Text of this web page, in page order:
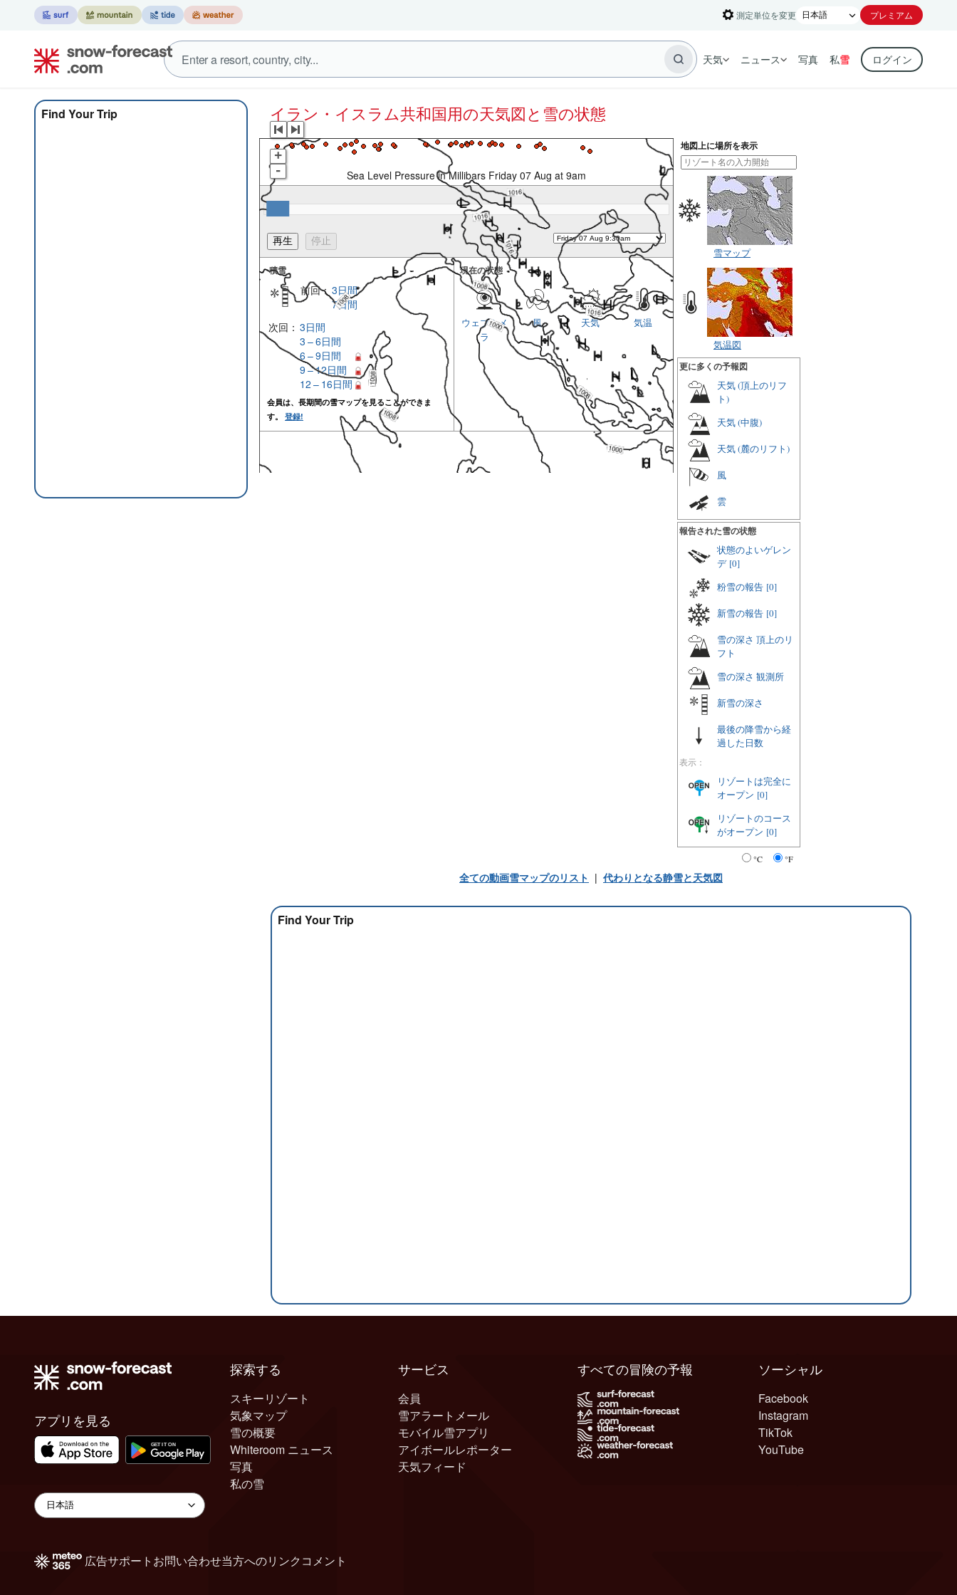
測定単位を変更 プレミアム
天気 ニュース 写真 私雪 ログイン
Find Your Trip イラン・イスラム共和国用の天気図と雪の状態
+
-
Sea Level Pressure in Millibars Friday 07 Aug at 9am
積雪
前回： 3日間
7日間
次回： 3日間
3 – 6日間
6 – 9日間
9 – 12日間
12 – 16日間
会員は、長期間の雪マップを見ることができま
す。 登録!
現在の状態
気温
天気
風
ウェブカメ
ラ
地図上に場所を表示
雪マップ
気温図
更に多くの予報図
天気 (頂上のリフ
ト)
天気 (中腹)
天気 (麓のリフト)
風
雲
報告された雪の状態
状態のよいゲレン
デ [0]
粉雪の報告 [0]
新雪の報告 [0]
雪の深さ 頂上のリ
フト
雪の深さ 観測所
新雪の深さ
最後の降雪から経
過した日数
表示：
リゾートは完全に
オープン [0]
リゾートのコース
がオープン [0]
°C °F
全ての動画雪マップのリスト | 代わりとなる静雪と天気図
Find Your Trip
アプリを見る
探索する
スキーリゾート
気象マップ
雪の概要
Whiteroom ニュース
写真
私の雪
サービス
会員
雪アラートメール
モバイル雪アプリ
アイボールレポーター
天気フィード
ソーシャル
Facebook
Instagram
TikTok
YouTube
すべての冒険の予報
広告サポート お問い合わせ当方へのリンク コメント